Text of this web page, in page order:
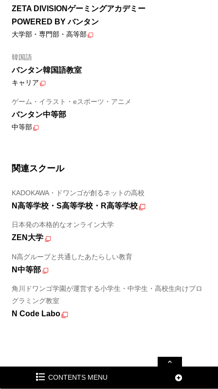
ZETA DIVISIONゲーミングアカデミー
POWERED BY バンタン
大学部・専門部・高等部
韓国語
バンタン韓国語教室
キャリア
ゲーム・イラスト・eスポーツ・アニメ
バンタン中等部
中等部
関連スクール
KADOKAWA・ドワンゴが創るネットの高校
N高等学校・S高等学校・R高等学校
日本発の本格的なオンライン大学
ZEN大学
N高グループと共通したあたらしい教育
N中等部
角川ドワンゴ学園が運営する小学生・中学生・高校生向けプロ
グラミング教室
N Code Labo
CONTENTS MENU